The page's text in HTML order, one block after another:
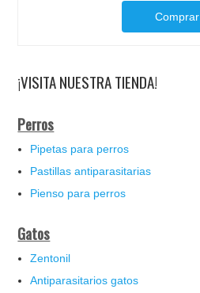
Comprar
¡VISITA NUESTRA TIENDA!
Perros
Pipetas para perros
Pastillas antiparasitarias
Pienso para perros
Gatos
Zentonil
Antiparasitarios gatos